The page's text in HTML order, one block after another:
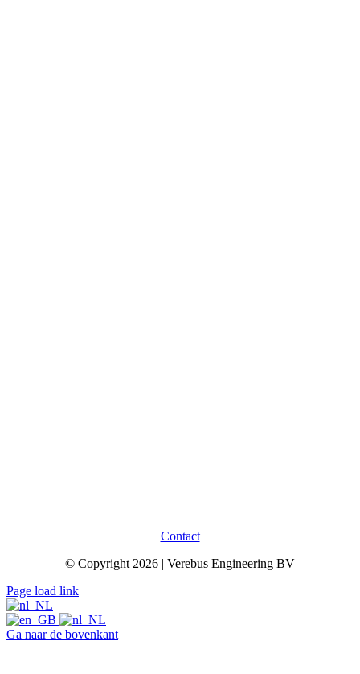
Contact
© Copyright 2026 | Verebus Engineering BV
Page load link
Ga naar de bovenkant